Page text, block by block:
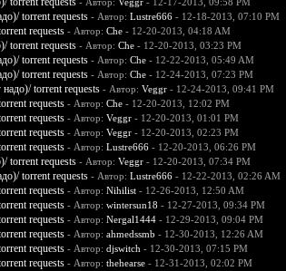
torrent requests - Автор: Lustre666- 12-18-2013, 07:10 PM
requests - Автор: Che- 12-20-2013, 04:18 AM
torrent requests - Автор: Che- 12-20-2013, 03:23 PM
torrent requests - Автор: Che- 12-22-2013, 05:49 AM
torrent requests - Автор: Che- 12-24-2013, 07:23 PM
torrent requests - Автор: Veggr- 12-24-2013, 09:41 PM
requests - Автор: Che- 12-20-2013, 12:02 PM
requests - Автор: Veggr- 12-20-2013, 01:01 PM
requests - Автор: Veggr- 12-20-2013, 02:23 PM
requests - Автор: Lustre666- 12-20-2013, 06:26 PM
torrent requests - Автор: Veggr- 12-20-2013, 07:34 PM
torrent requests - Автор: Lustre666- 12-22-2013, 02:26 AM
requests - Автор: Nihilist- 12-26-2013, 12:50 AM
requests - Автор: wintersun18 - 12-27-2013, 09:34 PM
requests - Автор: Nergal1444- 12-29-2013, 09:04 PM
requests - Автор: ahmedssmb - 12-30-2013, 12:26 AM
requests - Автор: djswitch - 12-30-2013, 07:15 PM
requests - Автор: thehearse- 12-31-2013, 02:02 PM